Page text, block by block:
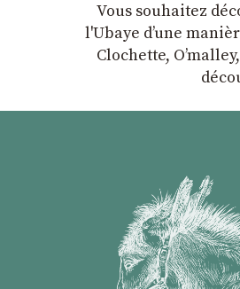
Vous souhaitez
l'Ubaye dʼune
Clochette,